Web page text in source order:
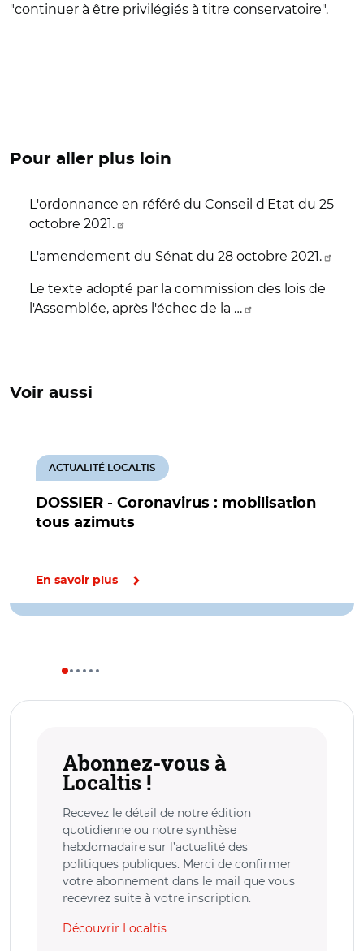
"continuer à être privilégiés à titre conservatoire".
Pour aller plus loin
L'ordonnance en référé du Conseil d'Etat du 25
octobre 2021.
L'amendement du Sénat du 28 octobre 2021.
Le texte adopté par la commission des lois de
l'Assemblée, après l'échec de la …
Voir aussi
DOSSIER - Coronavirus : mobilisation
tous azimuts
ACTUALITÉ LOCALTIS
En savoir plus
Abonnez-vous à
Localtis !
Recevez le détail de notre édition
quotidienne ou notre synthèse
hebdomadaire sur l’actualité des
politiques publiques. Merci de confirmer
votre abonnement dans le mail que vous
recevrez suite à votre inscription.
Découvrir Localtis